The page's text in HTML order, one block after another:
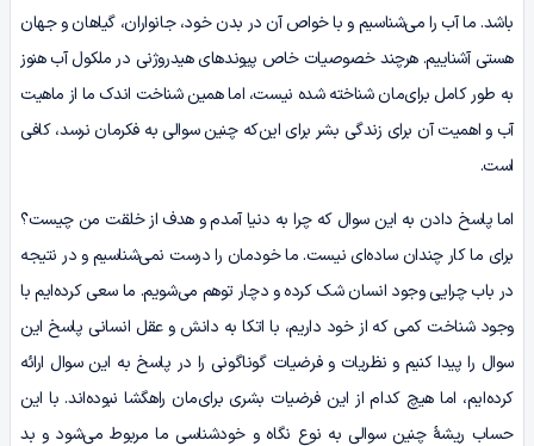
باشد. ما آب را می‌شناسیم و با خواص آن در بدن خود، جانواران، گیاهان و جهان
هستی آشناییم. هرچند خصوصیات خاص پیوندهای هیدروژنی در ملکول آب هنوز
به طور کامل برای‌مان شناخته شده نیست، اما همین شناخت اندک ما از ماهیت
آب و اهمیت آن برای زندگی بشر برای این‌که چنین سوالی به فکرمان نرسد، کافی
است.
اما پاسخ دادن به این سوال که چرا به دنیا آمدم و هدف از خلقت من چیست؟
برای ما کار چندان ساده‌ای نیست. ما خودمان را درست نمی‌شناسیم و در نتیجه
در باب چرایی وجود انسان شک کرده و دچار توهم می‌شویم. ما سعی کرده‌ایم با
وجود شناخت کمی که از خود داریم، با اتکا به دانش و عقل انسانی پاسخ این
سوال را پیدا کنیم و نظریات و فرضیات گوناگونی را در پاسخ به این سوال ارائه
کرده‌ایم، اما هیچ کدام از این فرضیات بشری برای‌مان راهگشا نبوده‌اند. با این
حساب ریشۀ چنین سوالی به نوع نگاه و خودشناسی ما مربوط می‌شود و بد